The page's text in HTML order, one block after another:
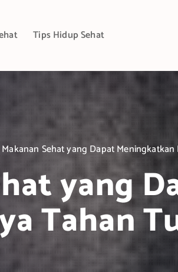
Tips Hidup Sehat
Makanan Sehat yang Dapat
yang
Tahan